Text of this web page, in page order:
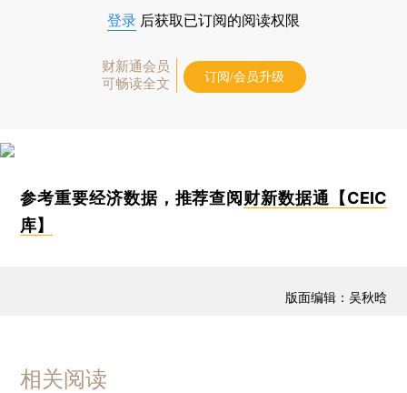
登录 后获取已订阅的阅读权限
财新通会员
可畅读全文
订阅/会员升级
参考重要经济数据，推荐查阅 财新数据通【CEIC
库】
版面编辑：吴秋晗
相关阅读